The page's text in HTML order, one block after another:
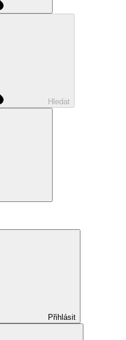
Hledat
Přihlásit